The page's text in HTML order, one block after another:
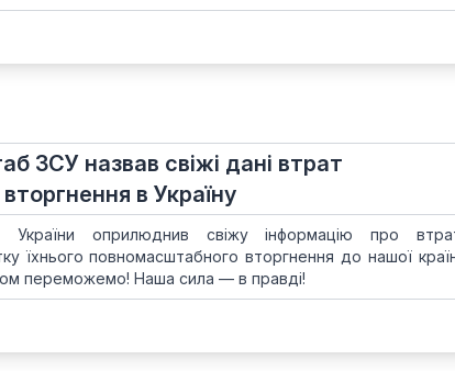
ЗСУ назвав свіжі дані втрат
в Україну
оприлюднив свіжу інформацію про
їхнього повномасштабного вторгнення до нашої
переможемо! Наша сила — в правді!